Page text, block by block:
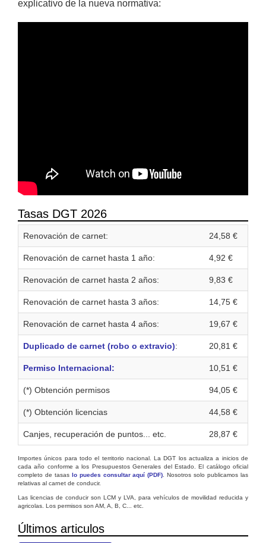
explicativo de la nueva normativa:
Tasas DGT 2026
Renovación de carnet: 24,58 €
Renovación de carnet hasta 1 año: 4,92 €
Renovación de carnet hasta 2 años: 9,83 €
Renovación de carnet hasta 3 años: 14,75 €
Renovación de carnet hasta 4 años: 19,67 €
Duplicado de carnet (robo o extravio): 20,81 €
Permiso Internacional: 10,51 €
(*) Obtención permisos 94,05 €
(*) Obtención licencias 44,58 €
Canjes, recuperación de puntos... etc. 28,87 €
Importes únicos para todo el territorio nacional. La DGT los actualiza a inicios de
cada año conforme a los Presupuestos Generales del Estado. El catálogo oficial
completo de tasas lo puedes consultar aquí (PDF) . Nosotros solo publicamos las
relativas al carnet de conducir.
Las licencias de conducir son LCM y LVA, para vehículos de movilidad reducida y
agricolas. Los permisos son AM, A, B, C... etc.
Últimos articulos